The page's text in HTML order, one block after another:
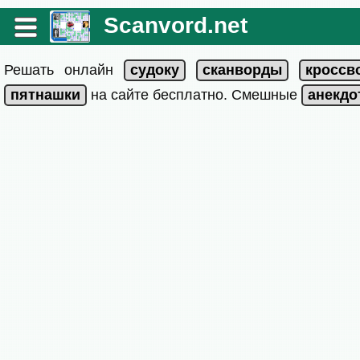
Scanvord.net
Решать онлайн
на сайте бесплатно. Смешные